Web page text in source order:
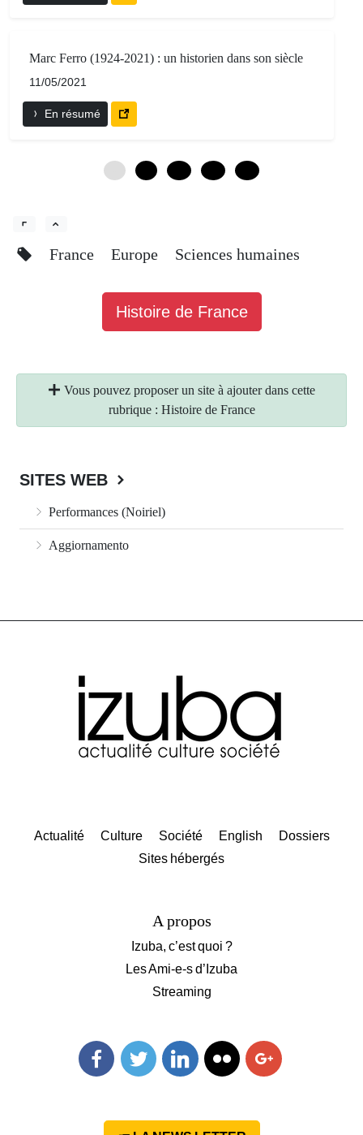
Marc Ferro (1924-2021) : un historien dans son siècle
11/05/2021
En résumé
France Europe Sciences humaines
Histoire de France
Vous pouvez proposer un site à ajouter dans cette
rubrique : Histoire de France
SITES WEB
Performances (Noiriel)
Aggiornamento
Actualité Culture Société English
Dossiers
Sites hébergés
A propos
Izuba, c’est quoi ?
Les Ami-e-s d’Izuba
Streaming